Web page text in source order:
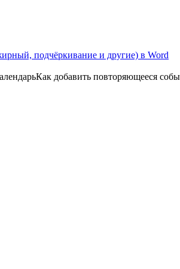
подчёркивание и другие) в Word
добавить повторяющееся